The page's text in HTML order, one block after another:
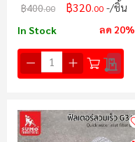
฿400.00 ฿320.00 /ชิ้น
In Stock ลด 20%